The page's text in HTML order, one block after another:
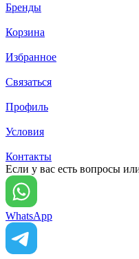
Бренды
Корзина
Избранное
Связаться
Профиль
Условия
Контакты
Если у вас есть вопросы
WhatsApp